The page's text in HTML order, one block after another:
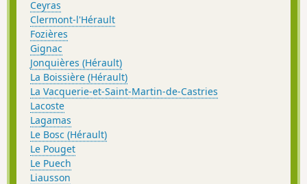
Ceyras
Clermont-l'Hérault
Fozières
Gignac
Jonquières (Hérault)
La Boissière (Hérault)
La Vacquerie-et-Saint-Martin-de-Castries
Lacoste
Lagamas
Le Bosc (Hérault)
Le Pouget
Le Puech
Liausson